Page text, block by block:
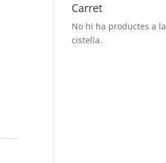
Carret
No hi ha productes a la
cistella.